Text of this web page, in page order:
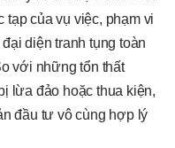
tạp của vụ việc, phạm vi
diện tranh tụng toàn
với những tổn thất
lừa đảo hoặc thua kiện,
đầu tư vô cùng hợp lý